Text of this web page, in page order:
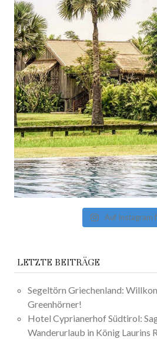
Auf Instagram
LETZTE BEITRÄGE
Segeltörn Griechenland:
Greenhörner!
Hotel Cyprianerhof Südtirol:
Wanderurlaub in König Laurins